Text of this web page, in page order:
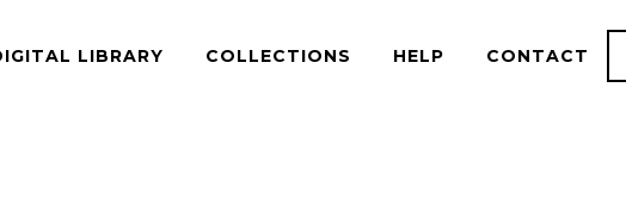
LIBRARY COLLECTIONS HELP CONTACT